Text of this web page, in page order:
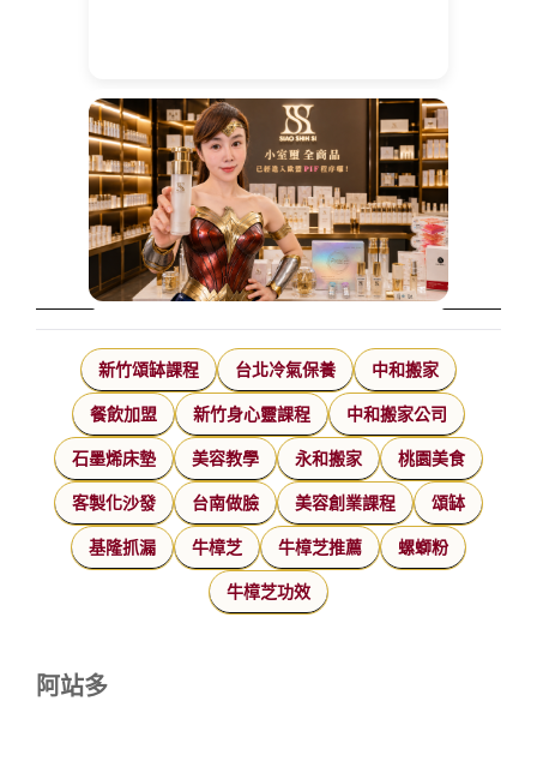
新竹頌缽課程 台北冷氣保養 中和搬家
餐飲加盟 新竹身心靈課程 中和搬家公司
石墨烯床墊 美容教學 永和搬家 桃園美食
客製化沙發 台南做臉 美容創業課程 頌缽
基隆抓漏 牛樟芝 牛樟芝推薦 螺螄粉
牛樟芝功效
阿站多